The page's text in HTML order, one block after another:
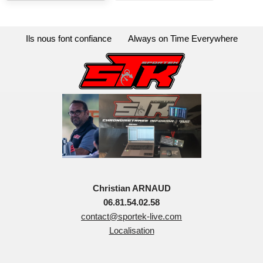
Ils nous font confiance Always on Time Everywhere
Christian ARNAUD
06.81.54.02.58
contact@sportek-live.com
Localisation